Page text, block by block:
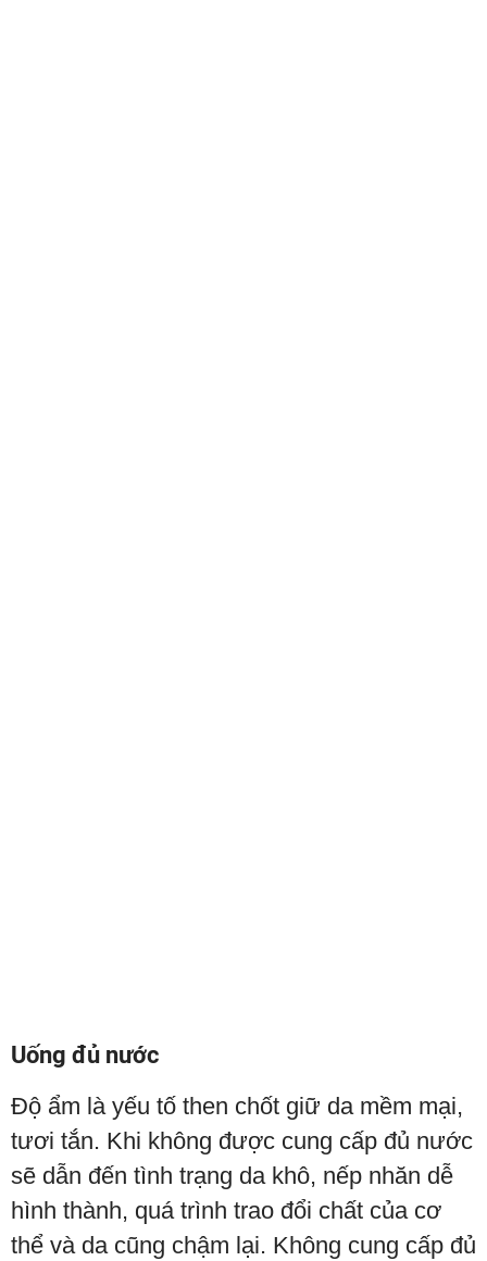
Uống đủ nước
Độ ẩm là yếu tố then chốt giữ da mềm mại,
tươi tắn. Khi không được cung cấp đủ nước
sẽ dẫn đến tình trạng da khô, nếp nhăn dễ
hình thành, quá trình trao đổi chất của cơ
thể và da cũng chậm lại. Không cung cấp đủ